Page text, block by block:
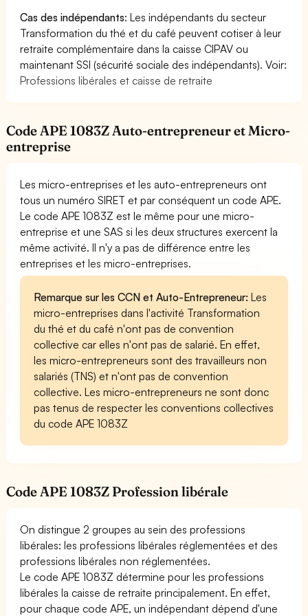
Cas des indépendants: Les indépendants du secteur
Transformation du thé et du café peuvent cotiser à leur
retraite complémentaire dans la caisse CIPAV ou
maintenant SSI (sécurité sociale des indépendants). Voir:
Professions libérales et caisse de retraite
Code APE 1083Z Auto-entrepreneur et Micro-
entreprise
Les micro-entreprises et les auto-entrepreneurs ont
tous un numéro SIRET et par conséquent un code APE.
Le code APE 1083Z est le même pour une micro-
entreprise et une SAS si les deux structures exercent la
même activité. Il n'y a pas de différence entre les
entreprises et les micro-entreprises.
Remarque sur les CCN et Auto-Entrepreneur: Les
micro-entreprises dans l'activité Transformation
du thé et du café n'ont pas de convention
collective car elles n'ont pas de salarié. En effet,
les micro-entrepreneurs sont des travailleurs non
salariés (TNS) et n'ont pas de convention
collective. Les micro-entrepreneurs ne sont donc
pas tenus de respecter les conventions collectives
du code APE 1083Z
Code APE 1083Z Profession libérale
On distingue 2 groupes au sein des professions
libérales: les professions libérales réglementées et des
professions libérales non réglementées.
Le code APE 1083Z détermine pour les professions
libérales la caisse de retraite principalement. En effet,
pour chaque code APE, un indépendant dépend d'une